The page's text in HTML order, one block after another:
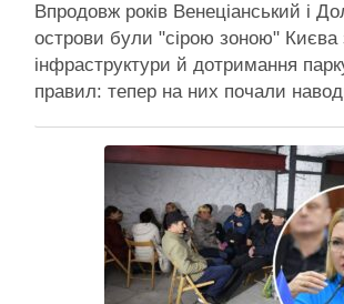
Впродовж років Венеціанський і
острови були "сірою зоною" Києва
інфраструктури й дотримання
правил: тепер на них почали
пов'язанних з паркуванням на
цього ділянках. Фото:
Паркувальні інспектори нарешті
Гідропарку. Впродовж років він
Читати далі